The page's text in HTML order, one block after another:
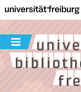
Hauptnavigation
Seite
Zum
Hauptinhalt
dieser
Navigation
ein-
/
ausblenden